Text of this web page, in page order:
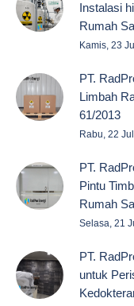
Instalasi
Rumah
Kamis, 23
PT.
Limbah
61/2013
Rabu, 22
PT.
Pintu
Rumah
Selasa, 21
PT.
untuk